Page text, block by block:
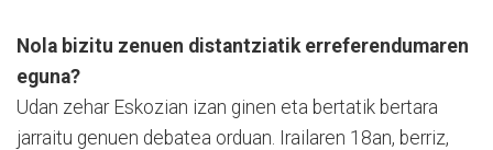
Nola bizitu zenuen distantziatik erreferendumaren
eguna?
Udan zehar Eskozian izan ginen eta bertatik bertara
jarraitu genuen debatea orduan. Irailaren 18an, berriz,